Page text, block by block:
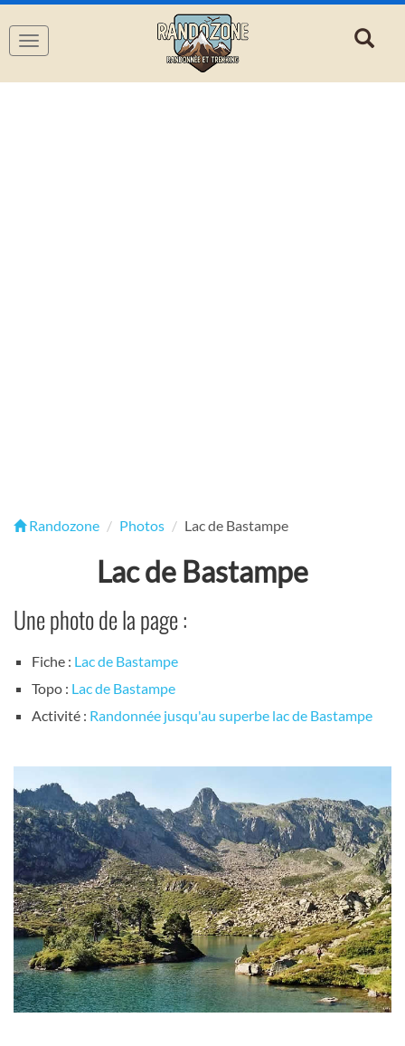
Navigation
Randozone Photos Lac de Bastampe
Lac de Bastampe
Une photo de la page :
Fiche : Lac de Bastampe
Topo : Lac de Bastampe
Activité : Randonnée jusqu'au superbe lac de Bastampe